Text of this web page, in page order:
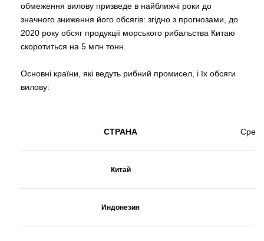
обмеження вилову призведе в найближчі роки до
значного зниження його обсягів: згідно з прогнозами, до
2020 року обсяг продукції морського рибальства Китаю
скоротиться на 5 млн тонн.
Основні країни, які ведуть рибний промисел, і їх обсяги
вилову:
СТРАНА
Китай
Индонезия